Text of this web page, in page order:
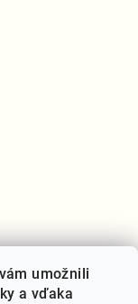
umožnili
a vďaka